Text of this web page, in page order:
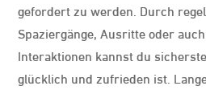
gefordert zu werden. Durch
Spaziergänge, Ausritte oder
Interaktionen kannst du
glücklich und zufrieden ist.